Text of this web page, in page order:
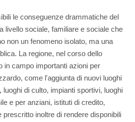
le conseguenze drammatiche del
livello sociale, familiare e sociale che
non un fenomeno isolato, ma una
La regione, nel corso dello
in campo importanti azioni per
come l'aggiunta di nuovi luoghi
luoghi di culto, impianti sportivi, luoghi
e per anziani, istituti di credito,
inoltre di rendere disponibili